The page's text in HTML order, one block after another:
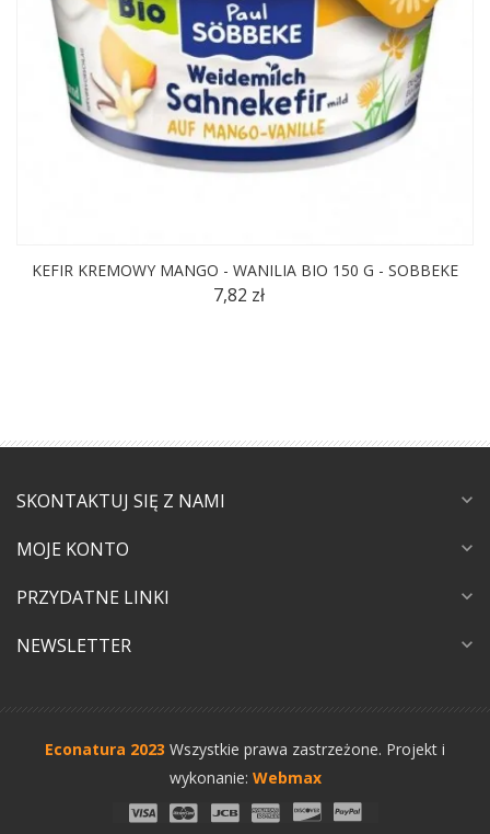
KEFIR KREMOWY MANGO - WANILIA BIO 150 G - SOBBEKE
7,82 zł
SKONTAKTUJ SIĘ Z NAMI expand_more
MOJE KONTO expand_more
PRZYDATNE LINKI expand_more
NEWSLETTER expand_more
Econatura 2023 Wszystkie prawa zastrzeżone. Projekt i
wykonanie: Webmax